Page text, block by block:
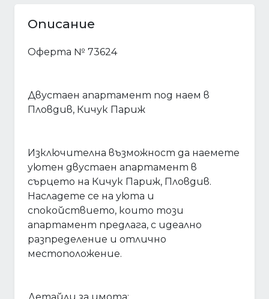
Описание
Оферта № 73624
Двустаен апартамент под наем в
Пловдив, Кичук Париж
Изключителна възможност да наемете
уютен двустаен апартамент в
сърцето на Кичук Париж, Пловдив.
Насладете се на уюта и
спокойствието, които този
апартамент предлага, с идеално
разпределение и отлично
местоположение.